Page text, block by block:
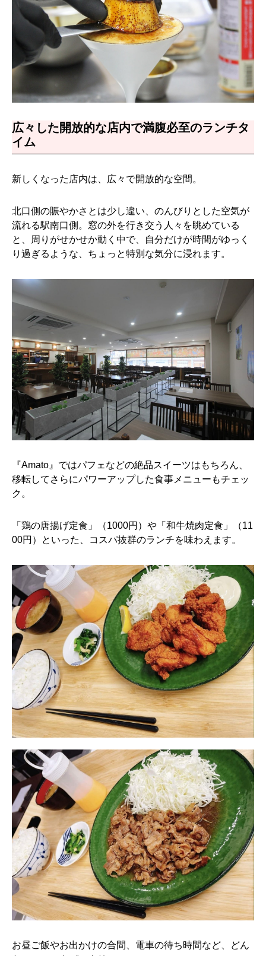
広々した開放的な店内で満腹必至のランチタ
イム
新しくなった店内は、広々で開放的な空間。
北口側の賑やかさとは少し違い、のんびりとした空気が
流れる駅南口側。窓の外を行き交う人々を眺めている
と、周りがせかせか動く中で、自分だけが時間がゆっく
り過ぎるような、ちょっと特別な気分に浸れます。
『Amato』ではパフェなどの絶品スイーツはもちろん、
移転してさらにパワーアップした食事メニューもチェッ
ク。
「鶏の唐揚げ定食」（1000円）や「和牛焼肉定食」（11
00円）といった、コスパ抜群のランチを味わえます。
お昼ご飯やお出かけの合間、電車の待ち時間など、どん